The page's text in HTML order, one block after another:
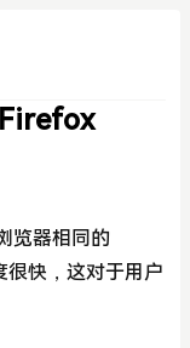
览器相同的
快，这对于用户